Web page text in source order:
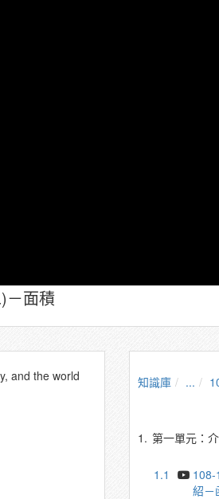
面積
and the world
知識庫 ...
1. 第一單元：
1.1
紹－